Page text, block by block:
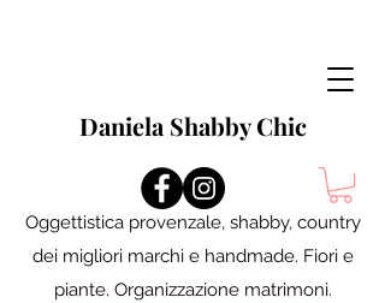
Daniela Shabby Chic
Oggettistica provenzale, shabby, country
dei migliori marchi e handmade. Fiori e
piante. Organizzazione matrimoni.